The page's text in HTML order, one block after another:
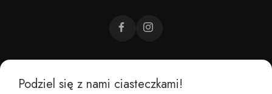
Podziel się z nami ciasteczkami!